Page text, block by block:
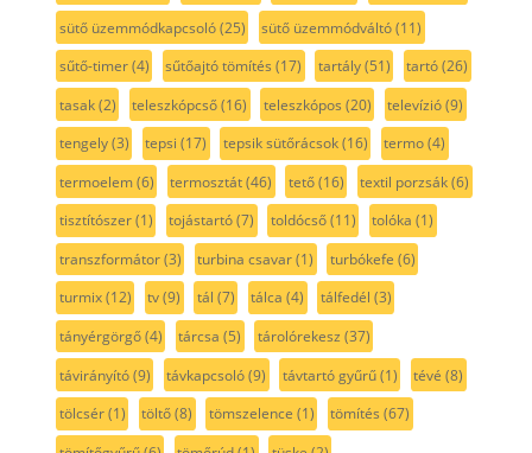
sütő üzemmódkapcsoló(25) sütő üzemmódváltó(11)
sűtő-timer(4) sűtőajtó tömítés (17) tartály(51) tartó(26)
tasak(2) teleszkópcső(16) teleszkópos (20) televízió(9)
tengely(3) tepsi (17) tepsik sütőrácsok(16) termo(4)
termoelem(6) termosztát(46) tető(16) textil porzsák(6)
tisztítószer(1) tojástartó(7) toldócső(11) tolóka (1)
transzformátor(3) turbina csavar(1) turbókefe (6)
turmix(12) tv(9) tál (7) tálca (4) tálfedél (3)
tányérgörgő(4) tárcsa (5) tárolórekesz (37)
távirányító(9) távkapcsoló(9) távtartó gyűrű(1) tévé (8)
tölcsér(1) töltő(8) tömszelence (1) tömítés (67)